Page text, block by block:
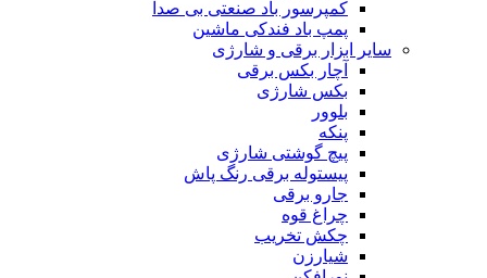
کمپرسور باد صنعتی بی صدا
پمپ باد فندکی ماشین
سایر ابزار برقی و شارژی
آچار بکس برقی
بکس شارژی
بلوور
پنکه
پیچ گوشتی شارژی
پیستوله برقی رنگ پاش
جارو برقی
چراغ قوه
چکش تخریب
شیارزن